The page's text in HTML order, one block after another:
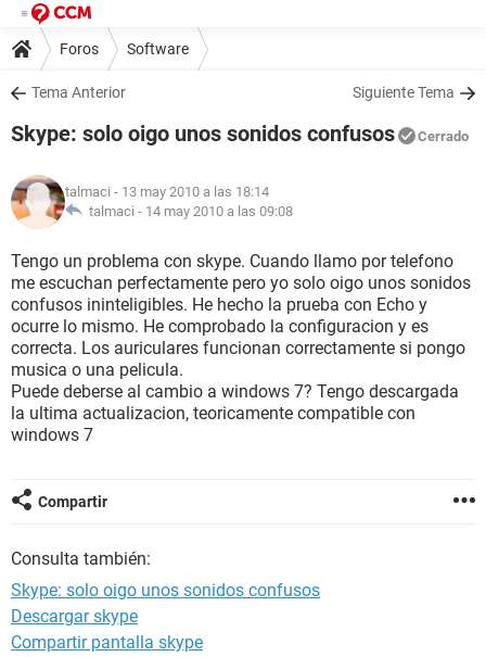
Foros Software
Tema Anterior Siguiente Tema
Skype: solo oigo unos sonidos confusos Cerrado
talmaci - 13 may 2010 a las 18:14
talmaci - 14 may 2010 a las 09:08
Tengo un problema con skype. Cuando llamo por telefono
me escuchan perfectamente pero yo solo oigo unos sonidos
confusos ininteligibles. He hecho la prueba con Echo y
ocurre lo mismo. He comprobado la configuracion y es
correcta. Los auriculares funcionan correctamente si pongo
musica o una pelicula.
Puede deberse al cambio a windows 7? Tengo descargada
la ultima actualizacion, teoricamente compatible con
windows 7
Compartir
Consulta también:
Skype: solo oigo unos sonidos confusos
Descargar skype
Compartir pantalla skype